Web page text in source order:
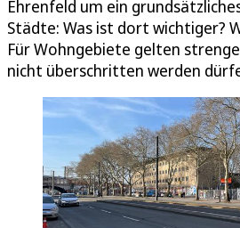
Ehrenfeld um ein
Städte: Was ist dort wichtiger?
Für Wohngebiete gelten
nicht überschritten werden